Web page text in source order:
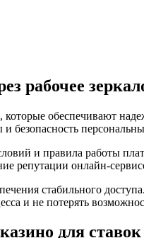
рабочее
обеспечивают
безопасность
и правила работы
репутации онлайн-
стабильного
и не потерять
для ставок